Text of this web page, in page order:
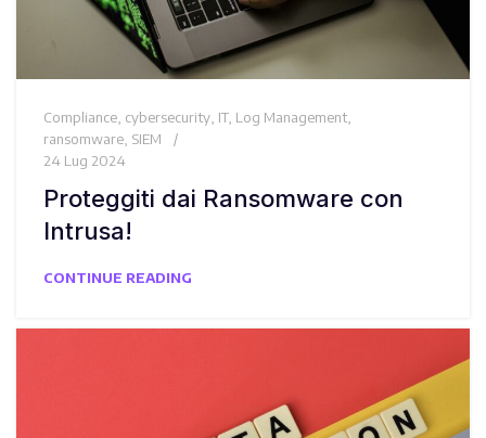
Compliance cybersecurity IT, Log Management
ransomware SIEM
24 Lug 2024
Proteggiti dai Ransomware con
Intrusa!
CONTINUE READING